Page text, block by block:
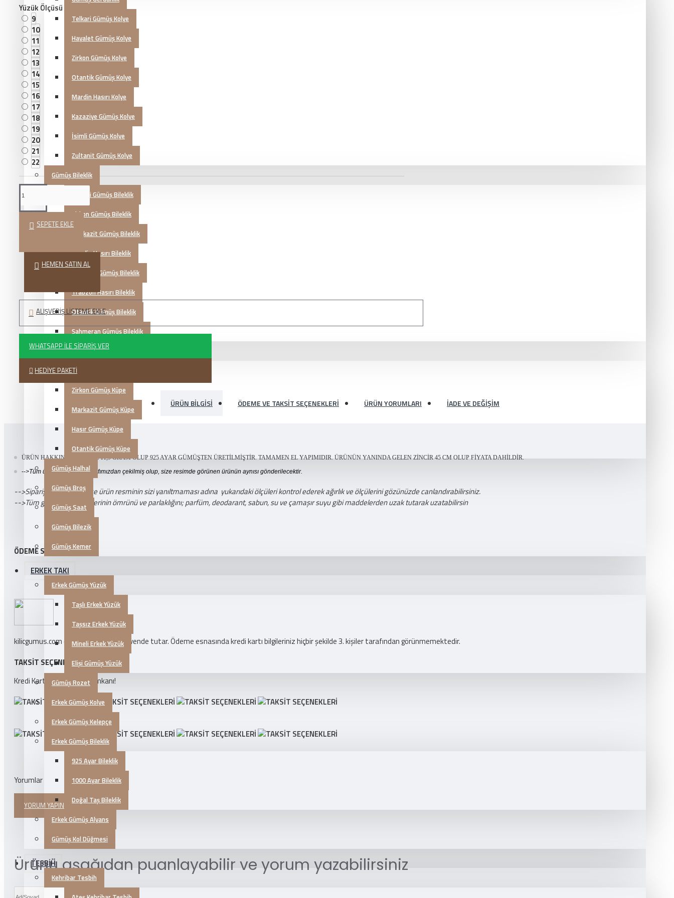
Telkari Gümüş Kolye
Hayalet Gümüş Kolye
Zirkon Gümüş Kolye
Otantik Gümüş Kolye
Mardin Hasırı Kolye
Kazaziye Gümüş Kolye
İsimli Gümüş Kolye
Zultanit Gümüş Kolye
Gümüş Bileklik
Telkari Gümüş Bileklik
Zirkon Gümüş Bileklik
Markazit Gümüş Bileklik
Mardin Hasırı Bileklik
Kazaziye Gümüş Bileklik
Trabzon Hasırı Bileklik
Otantik Gümüş Bileklik
Şahmeran Gümüş Bileklik
Gümüş Küpe
Telkari Gümüş Küpe
Zirkon Gümüş Küpe
Markazit Gümüş Küpe
Hasır Gümüş Küpe
Otantik Gümüş Küpe
Gümüş Halhal
Gümüş Broş
Gümüş Saat
Gümüş Bilezik
Gümüş Kemer
ERKEK TAKI
Erkek Gümüş Yüzük
Taşlı Erkek Yüzük
Taşsız Erkek Yüzük
Mineli Erkek Yüzük
Elişi Gümüş Yüzük
Gümüş Rozet
Erkek Gümüş Kolye
Erkek Gümüş Kelepçe
Erkek Gümüş Bileklik
925 Ayar Bileklik
1000 Ayar Bileklik
Doğal Taş Bileklik
Erkek Gümüş Alyans
Gümüş Kol Düğmesi
TESBİH
Kehribar Tesbih
Yüzük Ölçüsü
9
10
11
12
13
14
15
16
17
18
19
20
21
22
SEPETE EKLE
HEMEN SATIN AL
ALIŞVERIŞ LISTEME EKLE
WHATSAPP İLE SIPARIŞ VER
HEDIYE PAKETI
ÜRÜN BILGISI ÖDEME VE TAKSIT SEÇENEKLERI ÜRÜN YORUMLARI İADE VE DEĞIŞIM
ÜRÜN HAKKINDA SETİMİZ 11,9 GRAM OLUP 925 AYAR GÜMÜŞTEN ÜRETİLMİŞTİR. TAMAMEN EL YAPIMIDIR. ÜRÜNÜN YANINDA GELEN ZİNCİR 45 CM OLUP FİYATA DAHİLDİR.
-->Tüm ürün fotoğrafları tarafımızdan çekilmiş olup, size resimde görünen ürünün aynısı gönderilecektir.
-->Sipariş vermeden önce ürün resminin sizi yanıltmaması adına yukarıdaki ölçüleri kontrol ederek ağırlık ve ölçülerini gözünüzde canlandırabilirsiniz.
-->Tüm gümüş takı ürünlerinin ömrünü ve parlaklığını; parfüm, deodarant, sabun, su ve çamaşır suyu gibi maddelerden uzak tutarak uzatabilirsin
ÖDEME SEÇENEKLERI
kilicgumus.com ödeme bilgilerinizi güvende tutar. Ödeme esnasında kredi kartı bilgileriniz hiçbir şekilde 3. kişiler tarafından görünmemektedir.
TAKSIT SEÇENEKLERI
Kredi Kartlarına 3 Taksit İmkanı!
Yorumlar
YORUM YAPINIZ
Ürünü aşağıdan puanlayabilir ve yorum yazabilirsiniz